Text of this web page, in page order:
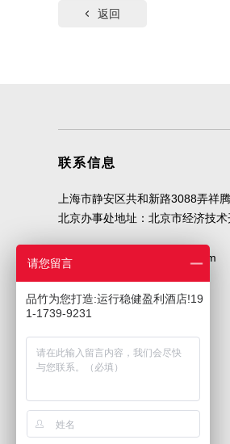
返回
联系信息
上海市静安区共和新路3088弄祥
北京办事处地址：北京市经济技
邮箱地址 design@shpzd.com
联系我们
请您留言
品竹为您打造:运行稳健盈利酒店!19
1-1739-9231